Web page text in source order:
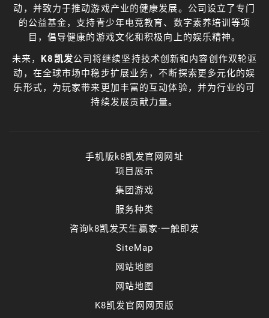
动，并致力于推动游戏产业的健康发展。公司设立了专门
的公益基金，支持青少年电竞教育、数字素养培训等项
目，倡导健康的游戏文化和积极向上的娱乐精神。
未来， K8凯发公司将继续坚持技术创新和内容创作双轮驱
动，在全球市场中稳步扩展业务，不断探索更多元化的娱
乐形式，为玩家带来更加丰富的互动体验，并为行业的可
持续发展贡献力量。
手机版k8凯发官网网址
项目展示
集团游戏
服务种类
咨询k8凯发天生赢家·一触即发
SiteMap
网站地图
网站地图
K8凯发官网网页版